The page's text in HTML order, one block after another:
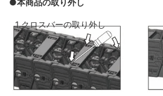
側板のリンクを斜めに前のリンクに差し
込み、はめ込みます
1.クロスバーの取り外し